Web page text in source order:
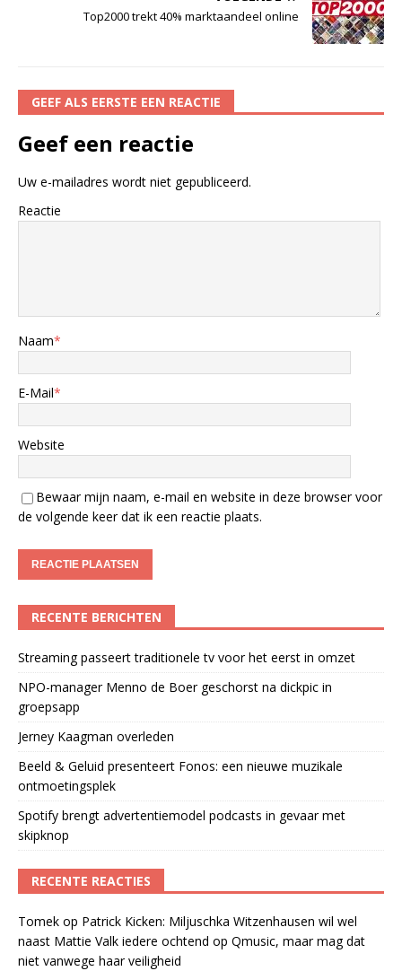
Top2000 trekt 40% marktaandeel online
GEEF ALS EERSTE EEN REACTIE
Geef een reactie
Uw e-mailadres wordt niet gepubliceerd.
Reactie
Naam*
E-Mail*
Website
Bewaar mijn naam, e-mail en website in deze browser voor
de volgende keer dat ik een reactie plaats.
RECENTE BERICHTEN
Streaming passeert traditionele tv voor het eerst in omzet
NPO-manager Menno de Boer geschorst na dickpic in
groepsapp
Jerney Kaagman overleden
Beeld & Geluid presenteert Fonos: een nieuwe muzikale
ontmoetingsplek
Spotify brengt advertentiemodel podcasts in gevaar met
skipknop
RECENTE REACTIES
Tomek op Patrick Kicken: Miljuschka Witzenhausen wil wel
naast Mattie Valk iedere ochtend op Qmusic, maar mag dat
niet vanwege haar veiligheid